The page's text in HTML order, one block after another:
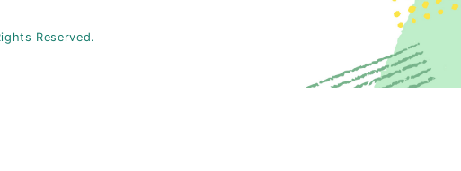
Reserved.